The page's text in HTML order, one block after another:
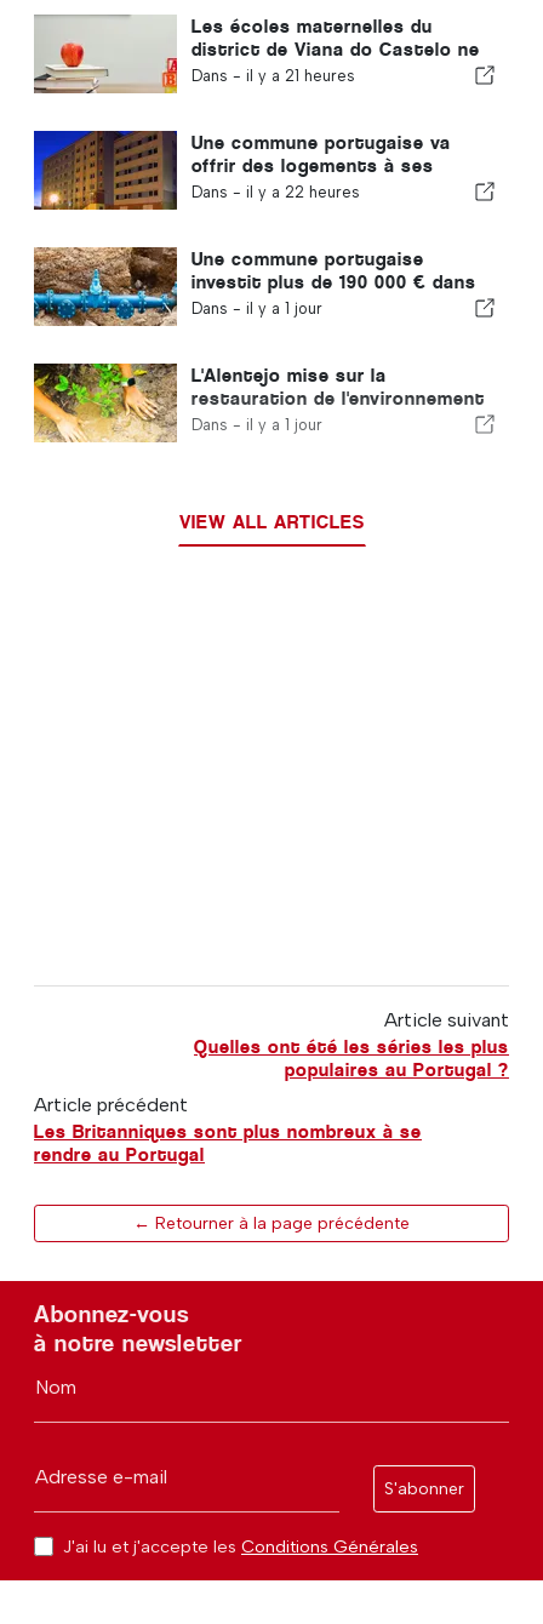
Les écoles maternelles du
district de Viana do Castelo ne
fermeront pas au Portugal
Dans - il y a 21 heures
Une commune portugaise va
offrir des logements à ses
habitants
Dans - il y a 22 heures
Une commune portugaise
investit plus de 190 000 € dans
l'approvisionnement en eau
Dans - il y a 1 jour
L'Alentejo mise sur la
restauration de l'environnement
grâce aux fonds européens
Dans - il y a 1 jour
VIEW ALL ARTICLES
Article suivant
Quelles ont été les séries les plus
populaires au Portugal ?
Article précédent
Les Britanniques sont plus nombreux à se
rendre au Portugal
← Retourner à la page précédente
Abonnez-vous
à notre newsletter
Nom
Adresse e-mail
S'abonner
J'ai lu et j'accepte les Conditions Générales